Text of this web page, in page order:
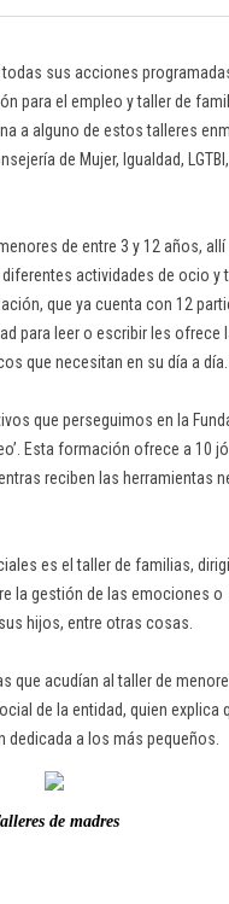
sus acciones
para el empleo y taller de
a alguno de estos talleres
de Mujer, Igualdad,
de entre 3 y 12 años,
actividades de ocio y
que ya cuenta con 12
para leer o escribir les ofrece
que necesitan en su día a día.
que perseguimos en la
Esta formación ofrece a 10
reciben las herramientas
es el taller de familias,
la gestión de las emociones
hijos, entre otras cosas.
que acudían al taller de
de la entidad, quien explica
dedicada a los más pequeños.
de madres